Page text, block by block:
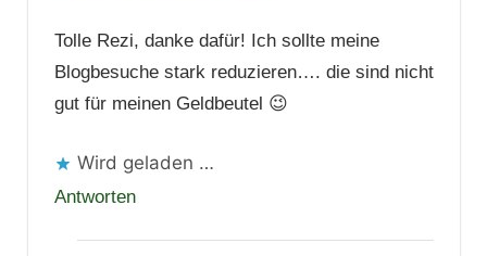
Tolle Rezi, danke dafür! Ich sollte meine
Blogbesuche stark reduzieren…. die sind nicht
gut für meinen Geldbeutel 😉
Wird geladen …
Antworten